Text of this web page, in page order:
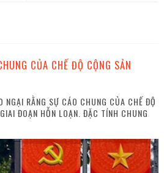
CỦA CHẾ ĐỘ CỘNG SẢN
NGẠI RẰNG SỰ CÁO CHUNG CỦA CHẾ ĐỘ
ĐOẠN HỖN LOẠN. ĐẶC TÍNH CHUNG